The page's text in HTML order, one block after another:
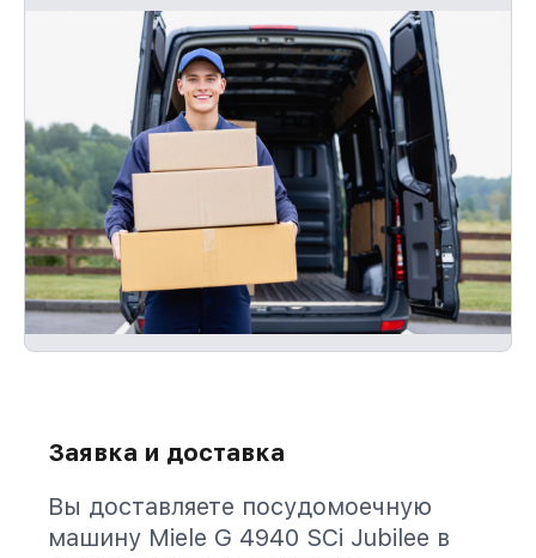
Заявка и доставка
Вы доставляете посудомоечную
машину Miele G 4940 SCi Jubilee в